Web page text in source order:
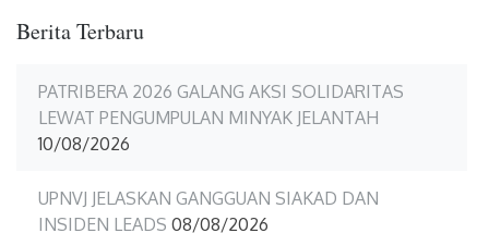
Berita Terbaru
PATRIBERA 2026 GALANG AKSI SOLIDARITAS
LEWAT PENGUMPULAN MINYAK JELANTAH
10/08/2026
UPNVJ JELASKAN GANGGUAN SIAKAD DAN
INSIDEN LEADS 08/08/2026